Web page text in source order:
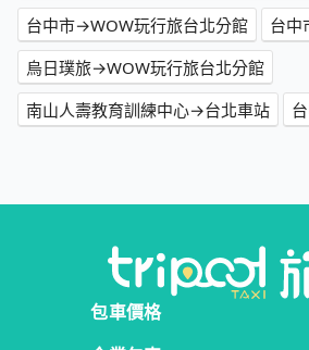
台中市→WOW玩行旅台北分館
台中
烏日璞旅→WOW玩行旅台北分館
南山人壽教育訓練中心→台北車站
包車價格